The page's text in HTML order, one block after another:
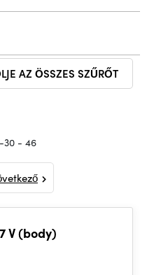
AZ ÖSSZES SZŰRŐT
30 - 46
V (body)